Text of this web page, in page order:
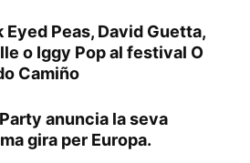
Eyed Peas, David Guetta,
o Iggy Pop al festival O
Camiño
anuncia la seva
gira per Europa.